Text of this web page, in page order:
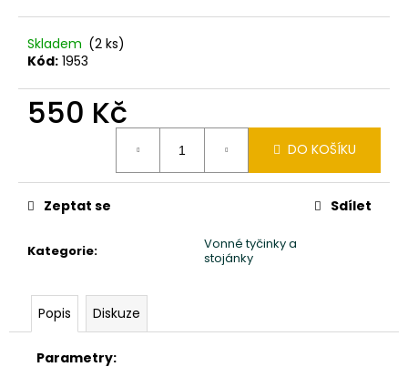
Skladem (2 ks)
Kód: 1953
550 Kč
DO KOŠÍKU
Kategorie:
Vonné tyčinky a
stojánky
Zeptat se Sdílet
Popis Diskuze
Parametry:
r
u
č
SLON
20X24X10CM
PATINA
850